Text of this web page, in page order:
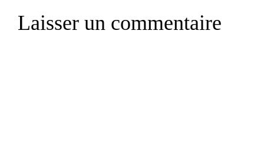
Laisser un commentaire